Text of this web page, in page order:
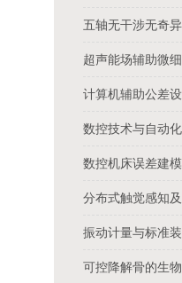
五轴无干涉无奇
超声能场辅助微
计算机辅助公差
数控技术与自动
数控机床误差建
分布式触觉感知
振动计量与标准
可控降解骨的生